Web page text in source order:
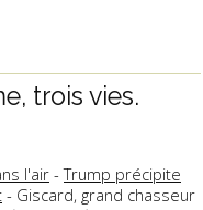
trois vies.
l'air -Trump précipite
- Giscard, grand chasseur